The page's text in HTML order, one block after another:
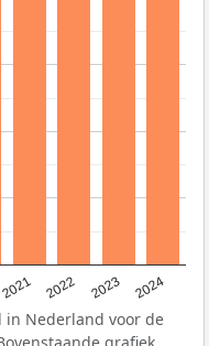
2021 2022 2023 2024
Nederland voor de